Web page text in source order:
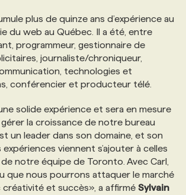
DE SUBVENTIONS
plus de quinze ans d’expérience au
du web au Québec. Il a été, entre
programmeur, gestionnaire de
journaliste/chroniqueur,
technologies et
conférencier et producteur télé.
solide expérience et sera en mesure
la croissance de notre bureau
un leader dans son domaine, et son
viennent s’ajouter à celles
notre équipe de Toronto. Avec Carl,
que nous pourrons attaquer le marché
créativité et succès», a affirmé Sylvain